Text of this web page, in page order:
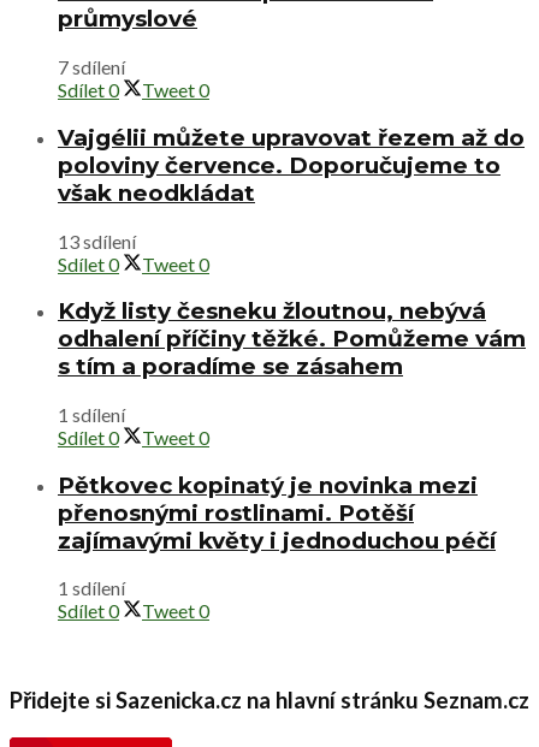
průmyslové
7 sdílení
Sdílet0 Tweet0
Vajgélii můžete upravovat řezem až do
poloviny července. Doporučujeme to
však neodkládat
13 sdílení
Sdílet0 Tweet0
Když listy česneku žloutnou, nebývá
odhalení příčiny těžké. Pomůžeme vám
s tím a poradíme se zásahem
1 sdílení
Sdílet0 Tweet0
Pětkovec kopinatý je novinka mezi
přenosnými rostlinami. Potěší
zajímavými květy i jednoduchou péčí
1 sdílení
Sdílet0 Tweet0
Přidejte si Sazenicka.cz na hlavní stránku Seznam.cz